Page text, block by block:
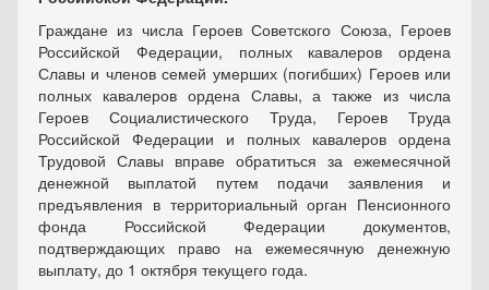
Граждане из числа Героев Советского Союза, Героев
Российской Федерации, полных кавалеров ордена
Славы и членов семей умерших (погибших) Героев или
полных кавалеров ордена Славы, а также из числа
Героев Социалистического Труда, Героев Труда
Российской Федерации и полных кавалеров ордена
Трудовой Славы вправе обратиться за ежемесячной
денежной выплатой путем подачи заявления и
предъявления в территориальный орган Пенсионного
фонда Российской Федерации документов,
подтверждающих право на ежемесячную денежную
выплату, до 1 октября текущего года.